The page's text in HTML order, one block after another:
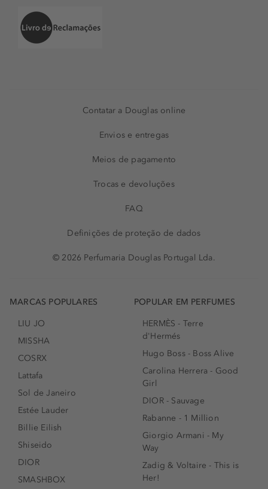
Contatar a Douglas online
Envios e entregas
Meios de pagamento
Trocas e devoluções
FAQ
Definições de proteção de dados
© 2026 Perfumaria Douglas Portugal Lda.
MARCAS POPULARES
LIU JO
MISSHA
COSRX
Lattafa
Sol de Janeiro
Estée Lauder
Billie Eilish
Shiseido
DIOR
SMASHBOX
POPULAR EM PERFUMES
HERMÈS - Terre
d'Hermés
Hugo Boss - Boss Alive
Carolina Herrera - Good
Girl
DIOR - Sauvage
Rabanne - 1 Million
Giorgio Armani - My
Way
Zadig & Voltaire - This is
Her!